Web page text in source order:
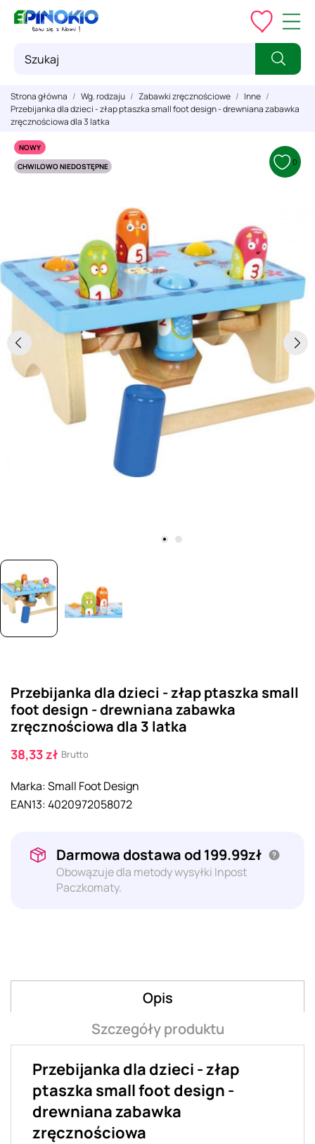
Strona główna Wg. rodzaju Zabawki zręcznościowe
Inne
Przebijanka dla dzieci - złap ptaszka small foot design - drewniana zabawka
zręcznościowa dla 3 latka
NOWY
CHWILOWO NIEDOSTĘPNE
0
Przebijanka dla dzieci - złap ptaszka small
foot design - drewniana zabawka
zręcznościowa dla 3 latka
38,33 zł Brutto
Marka:Small Foot Design
EAN13:4020972058072
Darmowa dostawa od 199.99zł
Obowązuje dla metody wysyłki Inpost
Paczkomaty.
Opis
Szczegóły produktu
Przebijanka dla dzieci - złap
ptaszka small foot design -
drewniana zabawka
zręcznościowa